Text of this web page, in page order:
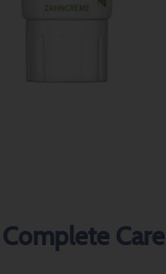
Care